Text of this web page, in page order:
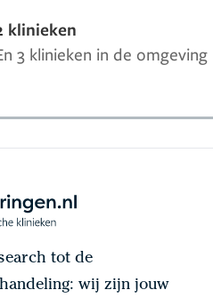
klinieken
3 klinieken in de omgeving
tot de
wij zijn jouw